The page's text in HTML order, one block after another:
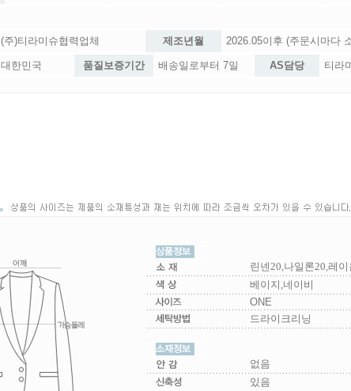
(주)티라미슈협력업체 제조년월 2026.05이후 (주문시마다
대한민국 품질보증기간 배송일로부터 7일 AS담당 티라
린넨20,나일론20,레이
베이지,네이비
ONE
드라이크리닝
없음
있음